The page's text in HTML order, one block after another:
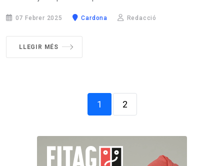
07 Febrer 2025 Cardona Redacció
LLEGIR MÉS
1 2